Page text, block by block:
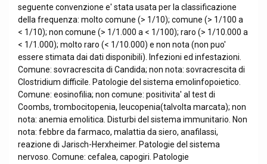
seguente convenzione e' stata usata per la classificazione
della frequenza: molto comune (> 1/10); comune (> 1/100 a
< 1/10); non comune (> 1/1.000 a < 1/100); raro (> 1/10.000 a
< 1/1.000); molto raro (< 1/10.000) e non nota (non puo'
essere stimata dai dati disponibili). Infezioni ed infestazioni.
Comune: sovracrescita di Candida; non nota: sovracrescita di
Clostridium difficile. Patologie del sistema emolinfopoietico.
Comune: eosinofilia; non comune: positivita' al test di
Coombs, trombocitopenia, leucopenia(talvolta marcata); non
nota: anemia emolitica. Disturbi del sistema immunitario. Non
nota: febbre da farmaco, malattia da siero, anafilassi,
reazione di Jarisch-Herxheimer. Patologie del sistema
nervoso. Comune: cefalea, capogiri. Patologie